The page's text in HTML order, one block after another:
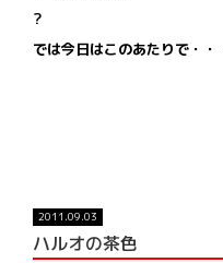
?
では今日はこのあたりで・
2011.09.03
ハルオの茶色